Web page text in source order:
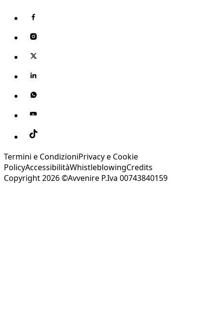
Termini e CondizioniPrivacy e Cookie
PolicyAccessibilitàWhistleblowingCredits
Copyright 2026 ©Avvenire P.Iva 00743840159